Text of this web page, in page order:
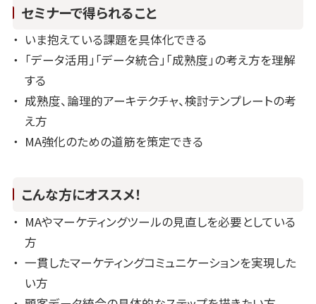
セミナーで得られること
いま抱えている課題を具体化できる
「データ活用」「データ統合」「成熟度」の考え方を理解
する
成熟度、論理的アーキテクチャ、検討テンプレートの考
え方
MA強化のための道筋を策定できる
こんな方にオススメ！
MAやマーケティングツールの見直しを必要としている
方
一貫したマーケティングコミュニケーションを実現した
い方